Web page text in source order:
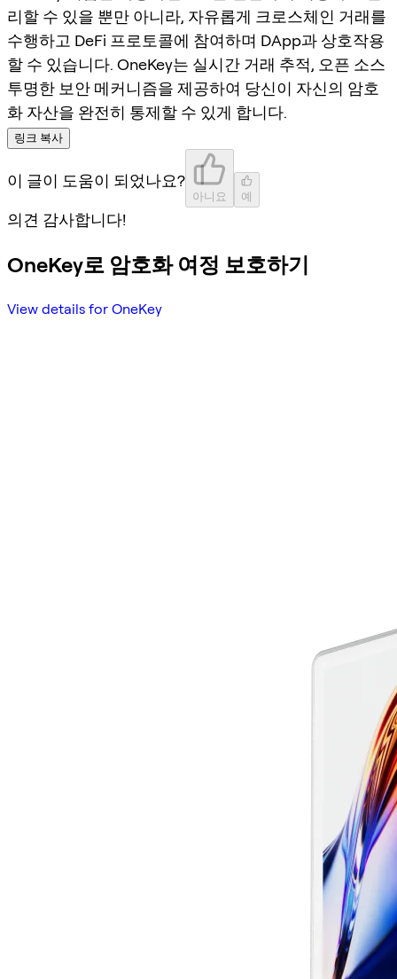
리할 수 있을 뿐만 아니라, 자유롭게 크로스체인 거래를
수행하고 DeFi 프로토콜에 참여하며 DApp과 상호작용
할 수 있습니다. OneKey는 실시간 거래 추적, 오픈 소스
투명한 보안 메커니즘을 제공하여 당신이 자신의 암호
화 자산을 완전히 통제할 수 있게 합니다.
링크 복사
이 글이 도움이 되었나요?
아니요 예
의견 감사합니다!
OneKey로 암호화 여정 보호하기
View details for OneKey